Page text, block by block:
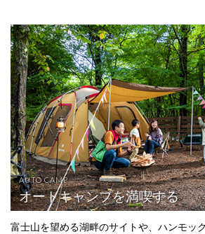
AUTO CAMP
オートキャンプを満喫する
富士山を望める湖畔のサイトや、ハンモッ